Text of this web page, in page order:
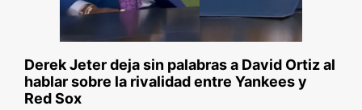
Derek Jeter deja sin palabras a David Ortiz al
hablar sobre la rivalidad entre Yankees y
Red Sox